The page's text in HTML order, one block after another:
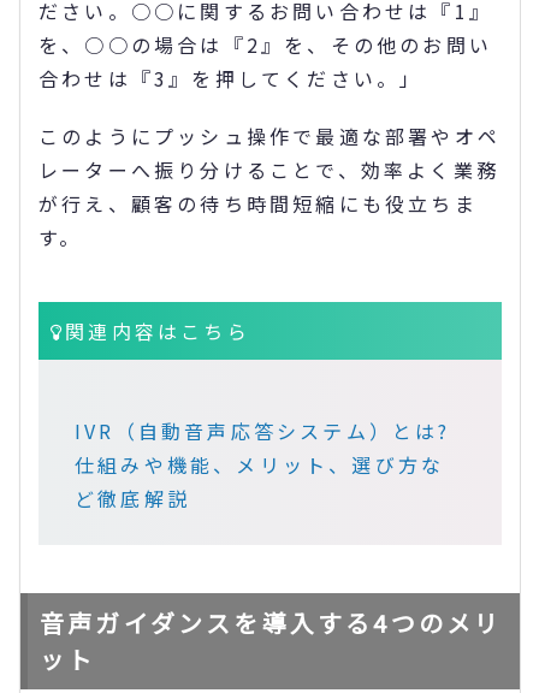
ださい。○○に関するお問い合わせは『1』
を、○○の場合は『2』を、その他のお問い
合わせは『3』を押してください。」
このようにプッシュ操作で最適な部署やオペ
レーターへ振り分けることで、効率よく業務
が行え、顧客の待ち時間短縮にも役立ちま
す。
関連内容はこちら
IVR（自動音声応答システム）とは?
仕組みや機能、メリット、選び方な
ど徹底解説
音声ガイダンスを導入する4つのメリ
ット